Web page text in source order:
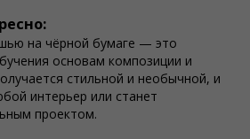
на чёрной бумаге — это
основам композиции и
стильной и необычной, и
интерьер или станет
проектом.